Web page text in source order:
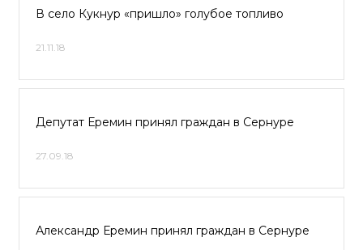
В село Кукнур «пришло» голубое топливо
21.11.18
Депутат Еремин принял граждан в Сернуре
27.09.18
Александр Еремин принял граждан в Сернуре